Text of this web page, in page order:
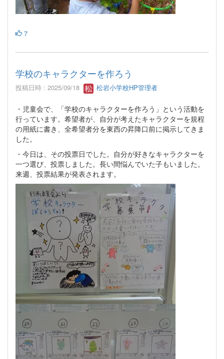
7
学校のキャラクターを作ろう
投稿日時 : 2025/09/18 松岩小学校HP管理者
・児童会で、「学校のキャラクターを作ろう」という活動を
行っています。希望者が、自分が考えたキャラクターを規程
の用紙に書き、全希望者分を東西の昇降口前に掲示してきま
した。
・今日は、その投票日でした。自分が好きなキャラクターを
一つ選び、投票しました。長い間悩んでいた子もいました。
来週、投票結果が発表されます。